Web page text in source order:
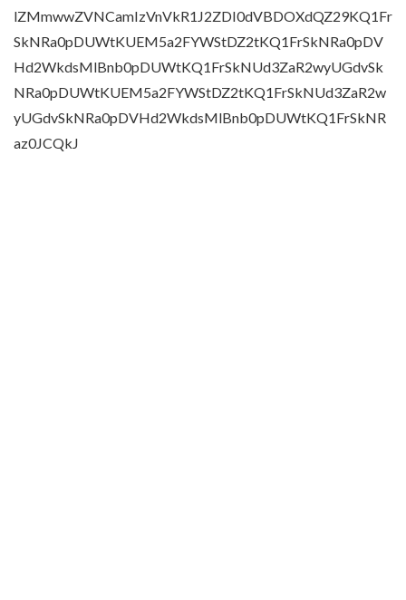
lZMmwwZVNCamIzVnVkR1J2ZDI0dVBDOXdQZ29KQ1Fr
SkNRa0pDUWtKUEM5a2FYWStDZ2tKQ1FrSkNRa0pDV
Hd2WkdsMlBnb0pDUWtKQ1FrSkNUd3ZaR2wyUGdvSk
NRa0pDUWtKUEM5a2FYWStDZ2tKQ1FrSkNUd3ZaR2w
yUGdvSkNRa0pDVHd2WkdsMlBnb0pDUWtKQ1FrSkNR
az0JCQkJ